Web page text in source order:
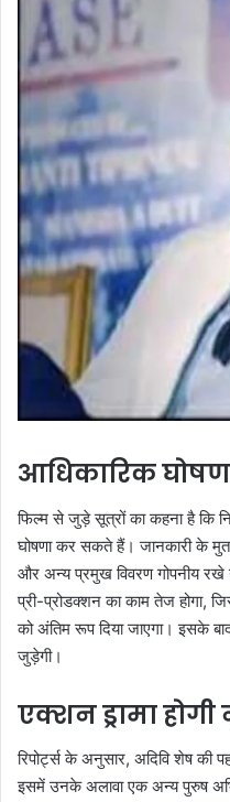
आधिकारिक
फिल्म से जुड़े सूत्रों का कहना है कि
घोषणा कर सकते हैं। जानकारी के
और अन्य प्रमुख विवरण गोपनीय रखे
प्री-प्रोडक्शन का काम तेज होगा,
को अंतिम रूप दिया जाएगा। इसके
जुड़ेगी।
एक्शन ड्रामा
रिपोर्ट्स के अनुसार, अदिवि शेष की
इसमें उनके अलावा एक अन्य पुरुष